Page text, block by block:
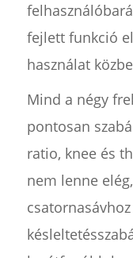
fejlett funkció
használat
Mind a négy
pontosan
ratio, knee és
nem lenne